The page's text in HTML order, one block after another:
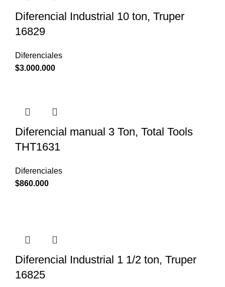
Diferencial Industrial 10 ton, Truper
16829
Diferenciales
$3.000.000
Diferencial manual 3 Ton, Total Tools
THT1631
Diferenciales
$860.000
Diferencial Industrial 1 1/2 ton, Truper
16825